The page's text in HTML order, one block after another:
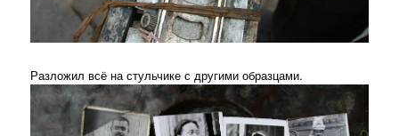
Разложил всё на стульчике с другими образцами.